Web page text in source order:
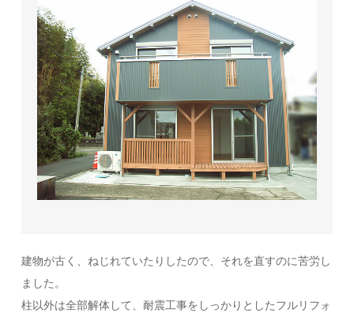
建物が古く、ねじれていたりしたので、それを直すのに苦労し
ました。
柱以外は全部解体して、耐震工事をしっかりとしたフルリフォ